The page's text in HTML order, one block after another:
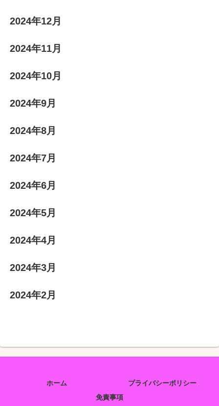
2024年12月
2024年11月
2024年10月
2024年9月
2024年8月
2024年7月
2024年6月
2024年5月
2024年4月
2024年3月
2024年2月
ホーム
プライバシーポリシー
免責事項